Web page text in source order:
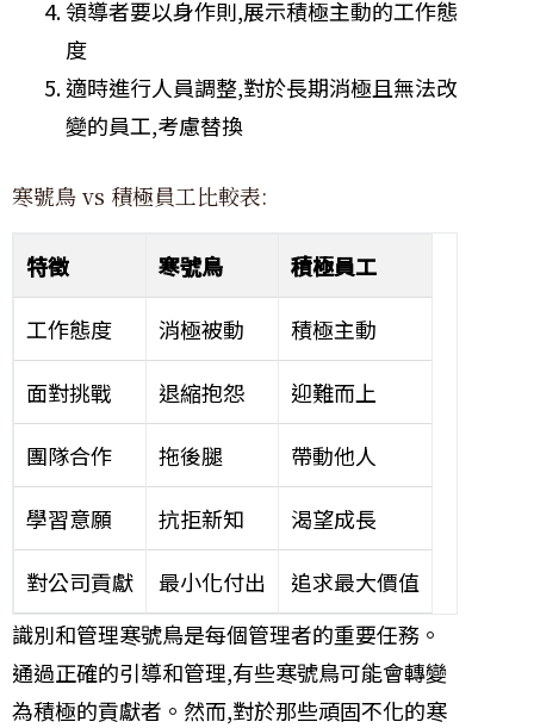
領導者要以身作則,展示積極主動的工作態
度
適時進行人員調整,對於長期消極且無法改
變的員工,考慮替換
寒號鳥 vs 積極員工比較表:
特徵 寒號鳥 積極員工
工作態度 消極被動 積極主動
面對挑戰 退縮抱怨 迎難而上
團隊合作 拖後腿 帶動他人
學習意願 抗拒新知 渴望成長
對公司貢獻 最小化付出
追求最大價值
識別和管理寒號鳥是每個管理者的重要任務。
通過正確的引導和管理,有些寒號鳥可能會轉變
為積極的貢獻者。然而,對於那些頑固不化的寒